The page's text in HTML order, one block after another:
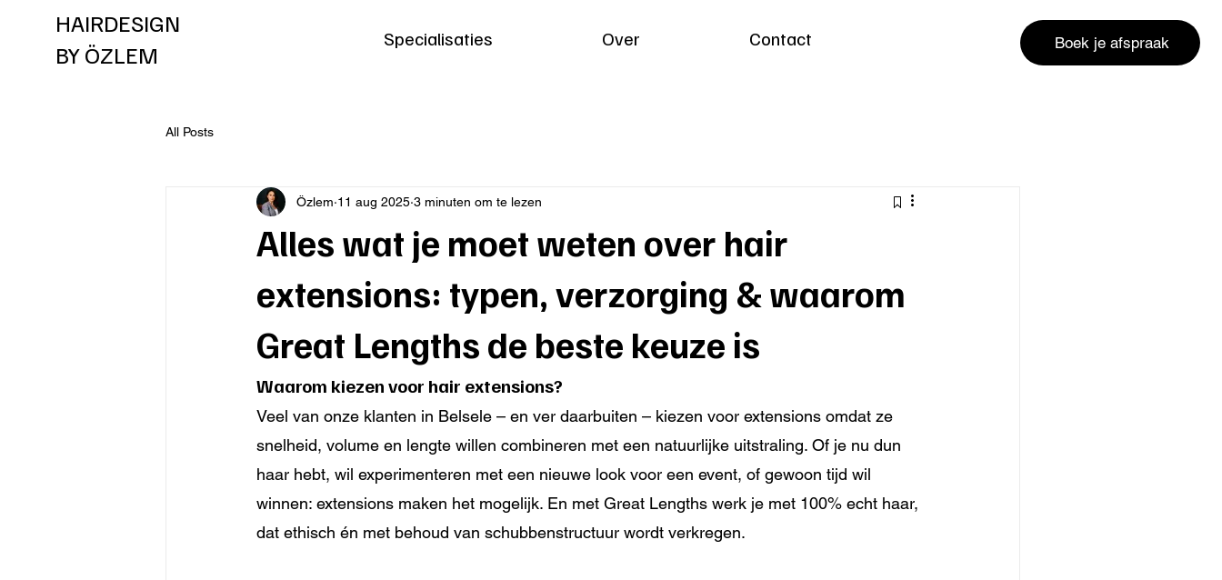
HAIRDESIGN
BY ÖZLEM
Specialisaties Over Contact Boek je afspraak
All Posts
Alles wat je moet weten over hair
extensions: typen, verzorging & waarom
Great Lengths de beste keuze is
Özlem 11 aug 2025 3 minuten om te lezen
Waarom kiezen voor hair extensions?
Veel van onze klanten in Belsele – en ver daarbuiten – kiezen voor extensions omdat ze
snelheid, volume en lengte willen combineren met een natuurlijke uitstraling. Of je nu dun
haar hebt, wil experimenteren met een nieuwe look voor een event, of gewoon tijd wil
winnen: extensions maken het mogelijk. En met Great Lengths werk je met 100% echt haar,
dat ethisch én met behoud van schubbenstructuur wordt verkregen.